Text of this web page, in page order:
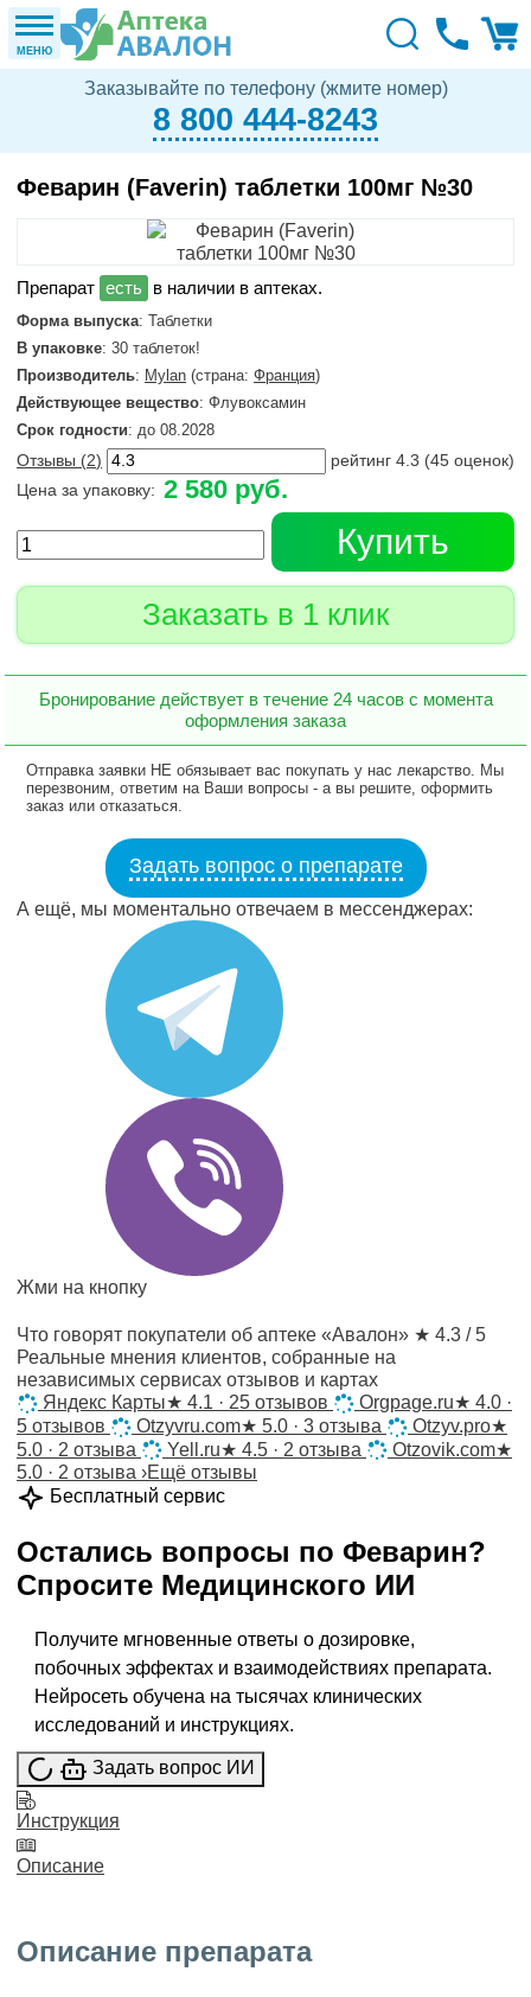
МЕНЮ
Заказывайте по телефону (жмите номер)
8 800 444-8243
Феварин (Faverin) таблетки 100мг №30
в наличии в аптеках.
Форма выпуска: Таблетки
В упаковке: 30 таблеток!
Производитель: Mylan (страна: Франция)
Действующее вещество: Флувоксамин
Срок годности: до 08.2028
Отзывы (2) рейтинг 4.3 (45 оценок)
Цена за упаковку: 2 580 руб.
Купить
Заказать в 1 клик
Бронирование действует в течение 24 часов с момента
оформления заказа
Отправка заявки НЕ обязывает вас покупать у нас лекарство. Мы
перезвоним, ответим на Ваши вопросы - а вы решите, оформить
заказ или отказаться.
Задать вопрос о препарате
А ещё, мы моментально отвечаем в мессенджерах:
Жми на кнопку
Что говорят покупатели об аптеке «Авалон» ★ 4.3 / 5
Реальные мнения клиентов, собранные на
независимых сервисах отзывов и картах
Яндекс Карты★ 4.1 · 25 отзывов Orgpage.ru★ 4.0 ·
5 отзывов
Otzyvru.com★ 5.0 · 3 отзыва Otzyv.pro★
5.0 · 2 отзыва
Yell.ru★ 4.5 · 2 отзыва Otzovik.com★
5.0 · 2 отзыва ›Ещё отзывы
Бесплатный сервис
Остались вопросы по Феварин?
Спросите Медицинского ИИ
Получите мгновенные ответы о дозировке,
побочных эффектах и взаимодействиях препарата.
Нейросеть обучена на тысячах клинических
исследований и инструкциях.
Задать вопрос ИИ
Инструкция
Описание
Описание препарата